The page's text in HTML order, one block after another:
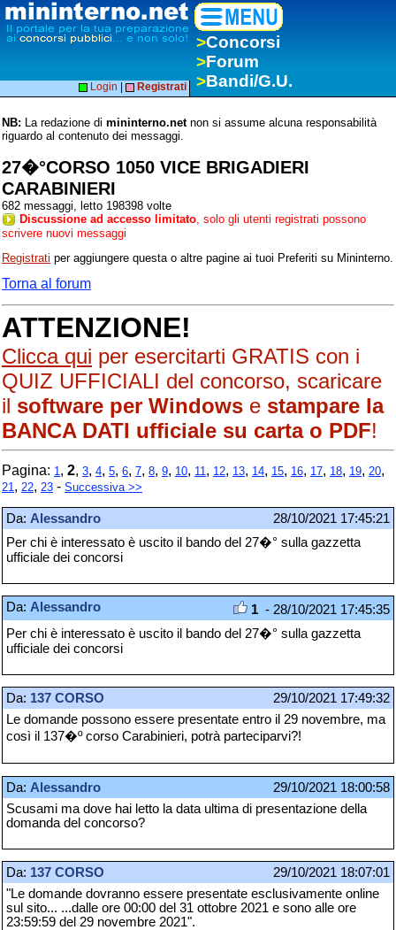
>Concorsi
>Forum
>Bandi/G.U.
Login Registrati
NB: La redazione di mininterno.netnon si assume alcuna responsabilità
riguardo al contenuto dei messaggi.
27�°CORSO 1050 VICE BRIGADIERI
CARABINIERI
682 messaggi, letto 198398 volte
Discussione ad accesso limitato , solo gli utenti registrati possono
scrivere nuovi messaggi
Registrati per aggiungere questa o altre pagine ai tuoi Preferiti su Mininterno.
Torna al forum
ATTENZIONE!
Clicca qui per esercitarti GRATIS con i
QUIZ UFFICIALI del concorso, scaricare
il software per Windows e stampare la
BANCA DATI ufficiale su carta o PDF!
Pagina: 1, 2, 3, 4, 5, 6, 7, 8, 9, 10, 11, 12, 13, 14, 15, 16, 17, 18, 19, 20,
21, 22, 23 - Successiva >>
Da: Alessandro
28/10/2021 17:45:21
Per chi è interessato è uscito il bando del 27�° sulla gazzetta
ufficiale dei concorsi
Da: Alessandro 1 - 28/10/2021 17:45:35
Per chi è interessato è uscito il bando del 27�° sulla gazzetta
ufficiale dei concorsi
Da: 137 CORSO
29/10/2021 17:49:32
Le domande possono essere presentate entro il 29 novembre, ma
così il 137�º corso Carabinieri, potrà parteciparvi?!
Da: Alessandro
29/10/2021 18:00:58
Scusami ma dove hai letto la data ultima di presentazione della
domanda del concorso?
Da: 137 CORSO
29/10/2021 18:07:01
"Le domande dovranno essere presentate esclusivamente online
sul sito... ...dalle ore 00:00 del 31 ottobre 2021 e sono alle ore
23:59:59 del 29 novembre 2021".